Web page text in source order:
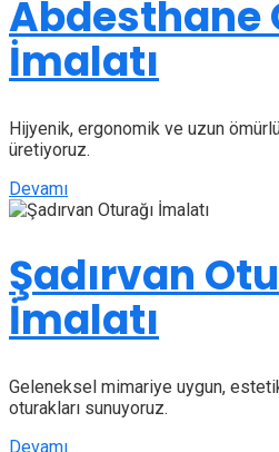
Abdesthane
İmalatı
Hijyenik, ergonomik ve uzun
üretiyoruz.
Devamı
Şadırvan
İmalatı
Geleneksel mimariye uygun,
oturakları sunuyoruz.
Devamı